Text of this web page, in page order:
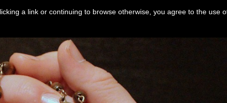
a link or continuing to browse otherwise, you agree to the use